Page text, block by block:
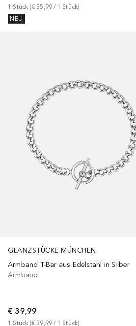
1 Stück (€ 35,99 / 1 Stück)
NEU
GLANZSTÜCKE MÜNCHEN
Armband T-Bar aus Edelstahl in Silber
Armband
€ 39,99
1 Stück (€ 39,99 / 1 Stück)